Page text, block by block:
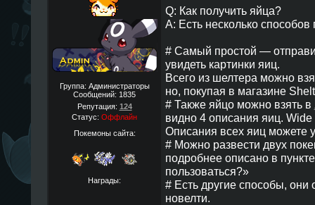
Группа: Администраторы
Сообщений: 1835
Репутация: 124
Статус: Оффлайн
Покемоны сайта:
Награды:
Q: Как получить яйца?
A: Есть несколько
# Самый простой —
увидеть картинки яиц.
Всего из шелтера можно
но, покупая в магазине
# Также яйцо можно взять в
видно 4 описания яиц. Wide
Описания всех яиц можете
# Можно развести двух
подробнее описано в
пользоваться?»
# Есть другие способы, они
новелти.